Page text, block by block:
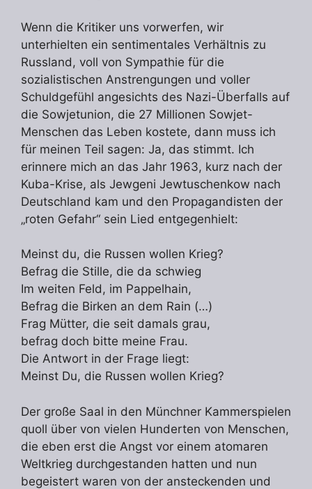
Wenn die Kritiker uns vorwerfen, wir
unterhielten ein sentimentales Verhältnis zu
Russland, voll von Sympathie für die
sozialistischen Anstrengungen und voller
Schuldgefühl angesichts des Nazi-Überfalls auf
die Sowjetunion, die 27 Millionen Sowjet-
Menschen das Leben kostete, dann muss ich
für meinen Teil sagen: Ja, das stimmt. Ich
erinnere mich an das Jahr 1963, kurz nach der
Kuba-Krise, als Jewgeni Jewtuschenkow nach
Deutschland kam und den Propagandisten der
„roten Gefahr“ sein Lied entgegenhielt:
Meinst du, die Russen wollen Krieg?
Befrag die Stille, die da schwieg
Im weiten Feld, im Pappelhain,
Befrag die Birken an dem Rain (…)
Frag Mütter, die seit damals grau,
befrag doch bitte meine Frau.
Die Antwort in der Frage liegt:
Meinst Du, die Russen wollen Krieg?
Der große Saal in den Münchner Kammerspielen
quoll über von vielen Hunderten von Menschen,
die eben erst die Angst vor einem atomaren
Weltkrieg durchgestanden hatten und nun
begeistert waren von der ansteckenden und